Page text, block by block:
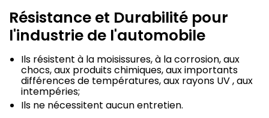
Résistance et Durabilité pour
l'industrie de l'automobile
Ils résistent à la moisissures, à la corrosion, aux
chocs, aux produits chimiques, aux importants
différences de températures, aux rayons UV , aux
intempéries;
Ils ne nécessitent aucun entretien.